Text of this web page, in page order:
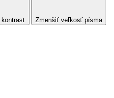
kontrast Zmenšiť veľkosť písma